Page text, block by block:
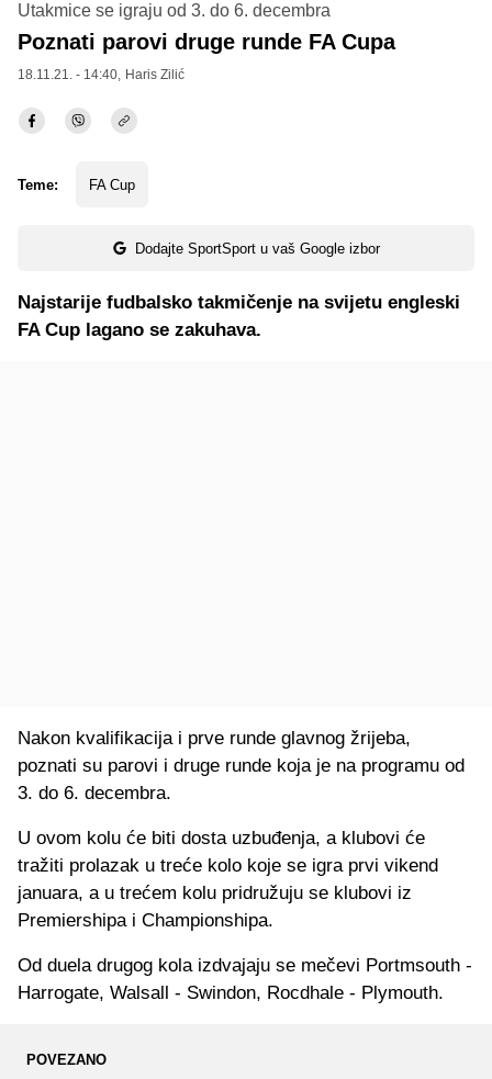
Utakmice se igraju od 3. do 6. decembra
Poznati parovi druge runde FA Cupa
18.11.21. - 14:40, Haris Zilić
Teme: FA Cup
Dodajte SportSport u vaš Google izbor
Najstarije fudbalsko takmičenje na svijetu engleski
FA Cup lagano se zakuhava.
Nakon kvalifikacija i prve runde glavnog žrijeba,
poznati su parovi i druge runde koja je na programu od
3. do 6. decembra.
U ovom kolu će biti dosta uzbuđenja, a klubovi će
tražiti prolazak u treće kolo koje se igra prvi vikend
januara, a u trećem kolu pridružuju se klubovi iz
Premiershipa i Championshipa.
Od duela drugog kola izdvajaju se mečevi Portmsouth -
Harrogate, Walsall - Swindon, Rocdhale - Plymouth.
POVEZANO